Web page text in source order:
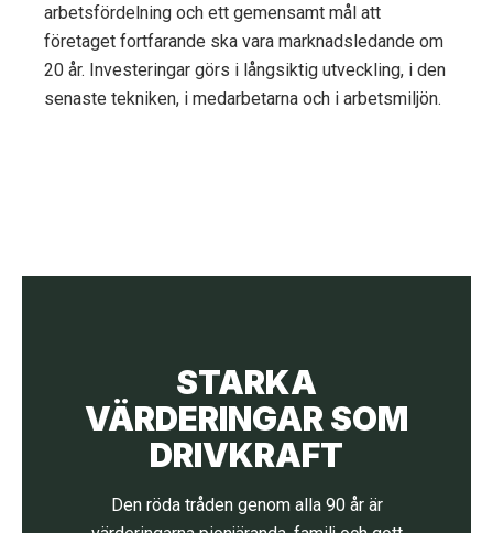
arbetsfördelning och ett gemensamt mål att
företaget fortfarande ska vara marknadsledande om
20 år. Investeringar görs i långsiktig utveckling, i den
senaste tekniken, i medarbetarna och i arbetsmiljön.
STARKA
VÄRDERINGAR SOM
DRIVKRAFT
Den röda tråden genom alla 90 år är